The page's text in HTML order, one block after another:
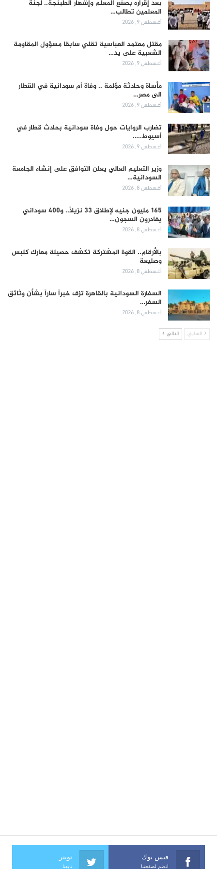
بعد إقراره بصفع المعلم وإشهار الطبنجة.. لجنة
المعلمين تطالب…
أغسطس 9, 2026
مقتل معتمد العباسية تقلي سابقا مسؤول المقاومة
الشعبية على يد…
أغسطس 9, 2026
مأساة وحادثة مؤلمة .. وفاة أم سودانية في القطار
الى مصر…
أغسطس 9, 2026
تضارب الروايات حول وفاة سودانية بحادث قطار في
أسيوط..…
أغسطس 9, 2026
وزير التعليم العالي يعلن التوافق على إنشاء الجامعة
السودانية…
أغسطس 8, 2026
165 مليون جنيه لإطلاق 33 نزيلاً.. و400 سوداني
يغادرون السجون…
أغسطس 8, 2026
بالأرقام.. القوة المشتركة تكشف حصيلة معارك كلبس
وصليعة
أغسطس 8, 2026
السفارة السودانية بالقاهرة تزف خبراً ساراً بشأن وثائق
السفر…
أغسطس 8, 2026
السابق التالي
فيس بوك
انضم لصفحتنا
تويتر
تابعنا